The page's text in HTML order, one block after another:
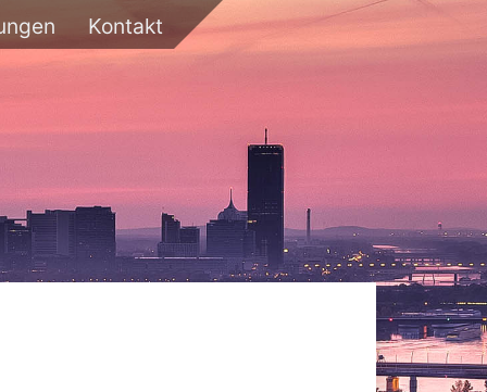
Kontakt